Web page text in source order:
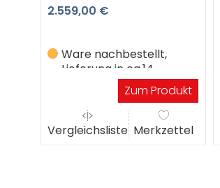
2.559,00 €
Ware nachbestellt,
Lieferung in ca.14
WerktagenZum Produkt
Vergleichsliste Merkzettel